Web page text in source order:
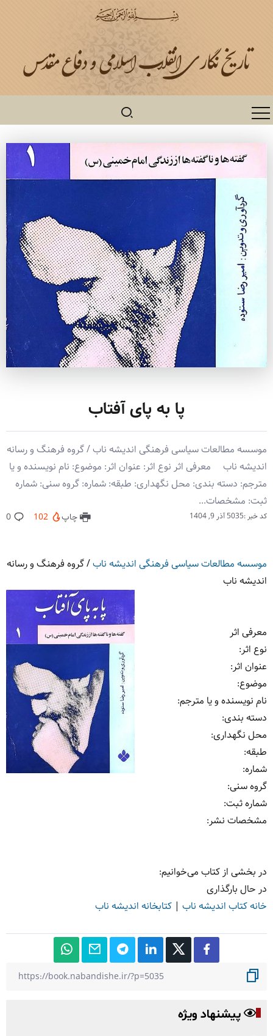
پا به پای آفتاب
موسسه مطالعات سیاسی فرهنگی اندیشه ناب / گروه فرهنگ و رسانه
اندیشه ناب معرفی اثر نوع اثر: عنوان اثر: موضوع: نام نویسنده و یا
مترجم: دسته بندی: محل نگهداری: طبقه: شماره: گروه سنی: شماره
ثبت: مشخصات...
کد خبر :5035 آذر 9, 1404 چاپ 102
0
موسسه مطالعات سیاسی فرهنگی اندیشه ناب/گروه فرهنگ و رسانه
اندیشه ناب
معرفی اثر
نوع اثر:
عنوان اثر:
موضوع:
نام نویسنده و یا مترجم:
دسته بندی:
محل نگهداری:
طبقه:
شماره:
گروه سنی:
شماره ثبت:
مشخصات نشر: ‏‫
در بخشی از کتاب می‌خوانیم:
در حال بارگذاری
خانه کتاب اندیشه ناب | کتابخانه اندیشه ناب
پیشنهاد ویژه